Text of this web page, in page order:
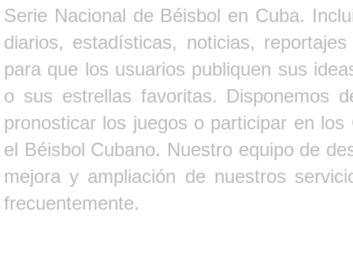
Serie Nacional de Béisbol en Cuba.
diarios, estadísticas, noticias,
para que los usuarios publiquen sus
o sus estrellas favoritas. Disponemos
pronosticar los juegos o participar en
el Béisbol Cubano. Nuestro equipo de
mejora y ampliación de nuestros
frecuentemente.